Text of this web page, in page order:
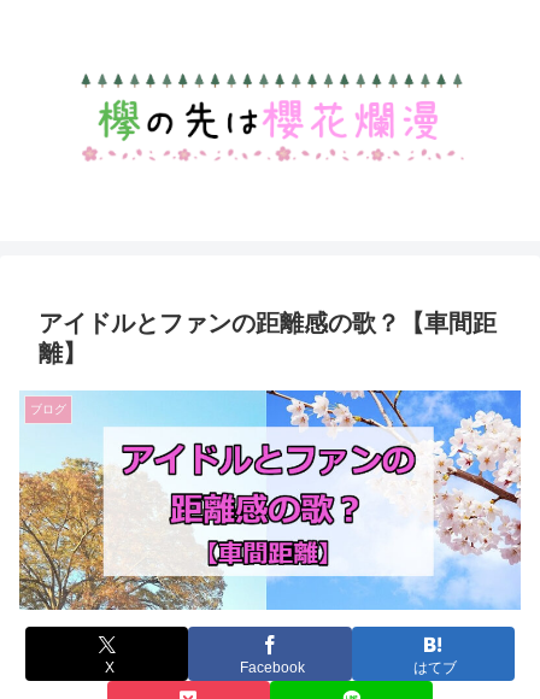
アイドルとファンの距離感の歌？【車間距
離】
ブログ
X Facebook はてブ